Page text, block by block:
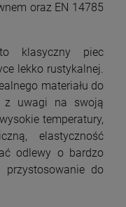
oraz EN 14785
to klasyczny piec
lekko rustykalnej.
materiału do
z uwagi na swoją
temperatury,
elastyczność
odlewy o bardzo
przystosowanie do